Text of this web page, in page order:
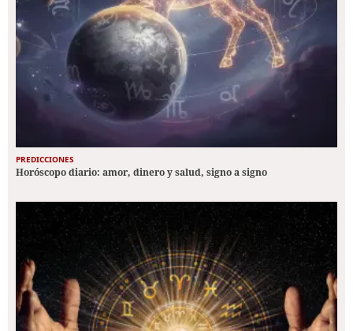
PREDICCIONES
Horóscopo diario: amor, dinero y salud, signo a signo